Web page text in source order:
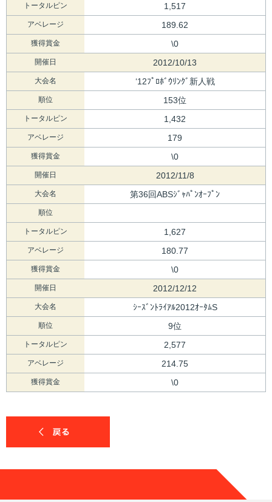
トータルピン 1,517
アベレージ 189.62
獲得賞金 \0
開催日 2012/10/13
大会名 ‘12ﾌﾟﾛﾎﾞｳﾘﾝｸﾞ新人戦
順位 153位
トータルピン 1,432
アベレージ 179
獲得賞金 \0
開催日 2012/11/8
大会名 第36回ABSｼﾞｬﾊﾟﾝｵｰﾌﾟﾝ
順位
トータルピン 1,627
アベレージ 180.77
獲得賞金 \0
開催日 2012/12/12
大会名 ｼｰｽﾞﾝﾄﾗｲｱﾙ2012ｵｰﾀﾑS
順位 9位
トータルピン 2,577
アベレージ 214.75
獲得賞金 \0